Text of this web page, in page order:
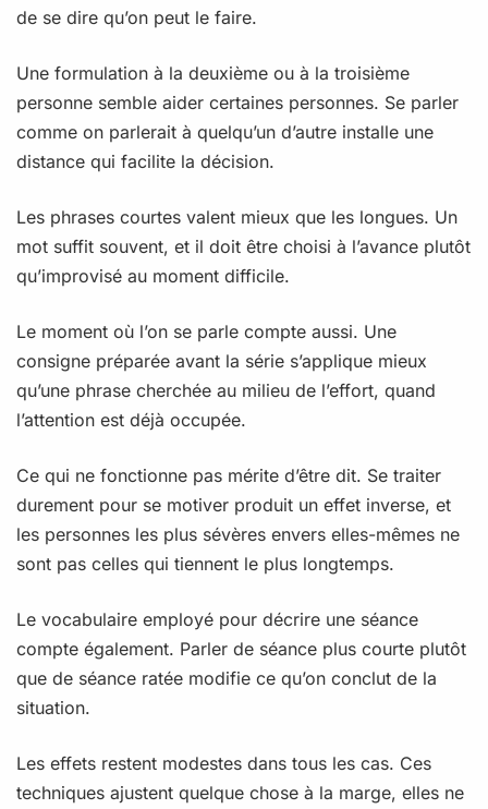
de se dire qu’on peut le faire.
Une formulation à la deuxième ou à la troisième
personne semble aider certaines personnes. Se parler
comme on parlerait à quelqu’un d’autre installe une
distance qui facilite la décision.
Les phrases courtes valent mieux que les longues. Un
mot suffit souvent, et il doit être choisi à l’avance plutôt
qu’improvisé au moment difficile.
Le moment où l’on se parle compte aussi. Une
consigne préparée avant la série s’applique mieux
qu’une phrase cherchée au milieu de l’effort, quand
l’attention est déjà occupée.
Ce qui ne fonctionne pas mérite d’être dit. Se traiter
durement pour se motiver produit un effet inverse, et
les personnes les plus sévères envers elles-mêmes ne
sont pas celles qui tiennent le plus longtemps.
Le vocabulaire employé pour décrire une séance
compte également. Parler de séance plus courte plutôt
que de séance ratée modifie ce qu’on conclut de la
situation.
Les effets restent modestes dans tous les cas. Ces
techniques ajustent quelque chose à la marge, elles ne